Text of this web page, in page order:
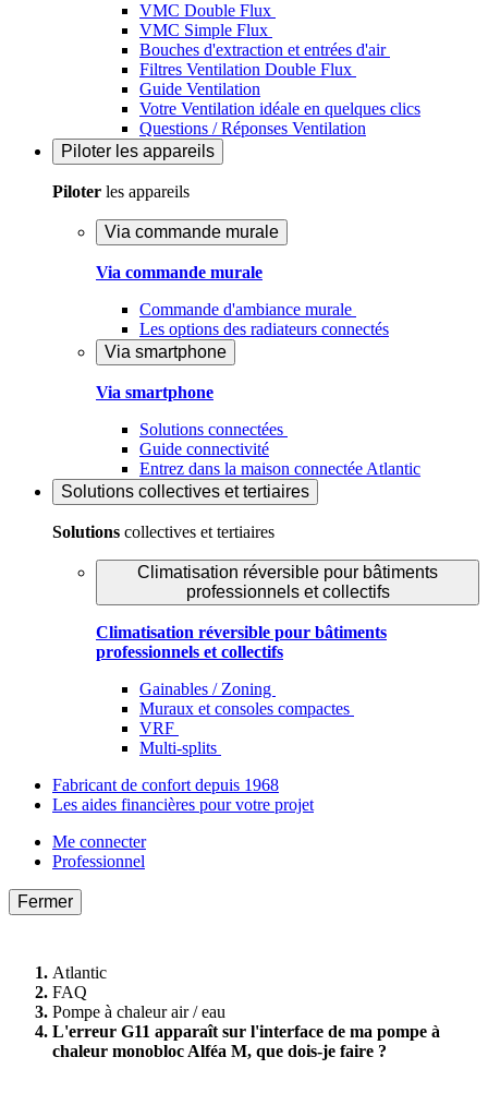
VMC Double Flux
VMC Simple Flux
Bouches d'extraction et entrées d'air
Filtres Ventilation Double Flux
Guide Ventilation
Votre Ventilation idéale en quelques clics
Questions / Réponses Ventilation
Piloter les appareils
Piloter les appareils
Via commande murale
Via commande murale
Commande d'ambiance murale
Les options des radiateurs connectés
Via smartphone
Via smartphone
Solutions connectées
Guide connectivité
Entrez dans la maison connectée Atlantic
Solutions collectives et tertiaires
Solutions collectives et tertiaires
Climatisation réversible pour bâtiments
professionnels et collectifs
Climatisation réversible pour bâtiments
professionnels et collectifs
Gainables / Zoning
Muraux et consoles compactes
VRF
Multi-splits
Fabricant de confort depuis 1968
Les aides financières pour votre projet
Me connecter
Professionnel
Fermer
Atlantic
FAQ
Pompe à chaleur air / eau
L'erreur G11 apparaît sur l'interface de ma pompe à
chaleur monobloc Alféa M, que dois-je faire ?